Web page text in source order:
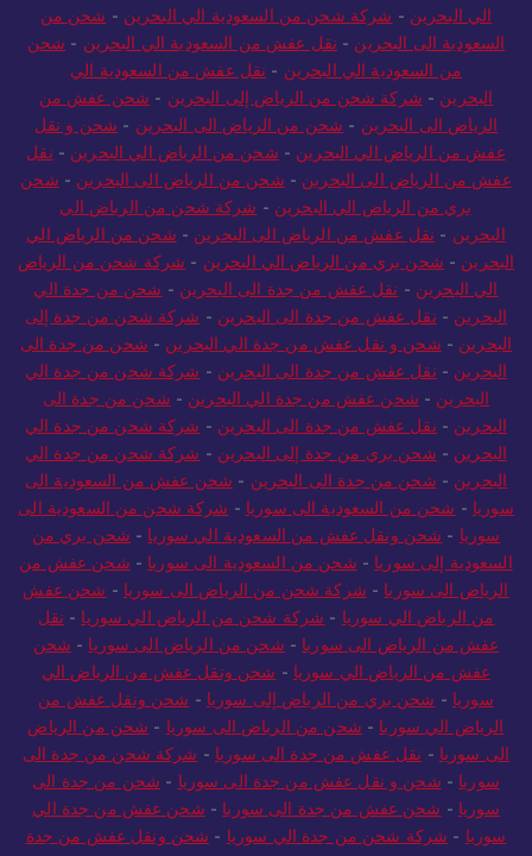
الي البحرين - شركة شحن من السعودية الي البحرين - شحن من
السعودية الى البحرين - نقل عفش من السعودية الي البحرين - شحن
من السعودية الي البحرين - نقل عفش من السعودية الي
البحرين - شركة شحن من الرياض إلى البحرين - شحن عفش من
الرياض الى البحرين - شحن من الرياض الى البحرين - شحن و نقل
عفش من الرياض الي البحرين - شحن من الرياض الي البحرين - نقل
عفش من الرياض الى البحرين - شحن من الرياض الى البحرين - شحن
بري من الرياض الي البحرين - شركة شحن من الرياض الي
البحرين - نقل عفش من الرياض الى البحرين - شحن من الرياض الي
البحرين - شحن بري من الرياض الي البحرين - شركة شحن من الرياض
الي البحرين - نقل عفش من جدة الى البحرين - شحن من جدة الي
البحرين - نقل عفش من جدة الى البحرين - شركة شحن من جدة إلى
البحرين - شحن و نقل عفش من جدة الي البحرين - شحن من جدة الى
البحرين - نقل عفش من جدة الى البحرين - شركة شحن من جدة الي
البحرين - شحن عفش من جدة الي البحرين - شحن من جدة الى
البحرين - نقل عفش من جدة الى البحرين - شركة شحن من جدة الي
البحرين - شحن بري من جدة إلى البحرين - شركة شحن من جدة الي
البحرين - شحن من جدة الى البحرين - شحن عفش من السعودية الى
سوريا - شحن من السعودية الى سوريا - شركة شحن من السعودية الى
سوريا - شحن ونقل عفش من السعودية الي سوريا - شحن بري من
السعودية إلى سوريا - شحن من السعودية الى سوريا - شحن عفش من
الرياض الى سوريا - شركة شحن من الرياض الى سوريا - شحن عفش
من الرياض الي سوريا - شركة شحن من الرياض الي سوريا - نقل
عفش من الرياض الى سوريا - شحن من الرياض الى سوريا - شحن
عفش من الرياض الي سوريا - شحن ونقل عفش من الرياض الي
سوريا - شحن بري من الرياض إلى سوريا - شحن ونقل عفش من
الرياض الي سوريا - شحن من الرياض الى سوريا - شحن من الرياض
الى سوريا - نقل عفش من جدة الى سوريا - شركة شحن من جدة الى
سوريا - شحن و نقل عفش من جدة الى سوريا - شحن من جدة الى
سوريا - شحن عفش من جدة الى سوريا - شحن عفش من جدة الي
سوريا - شركة شحن من جدة الي سوريا - شحن ونقل عفش من جدة